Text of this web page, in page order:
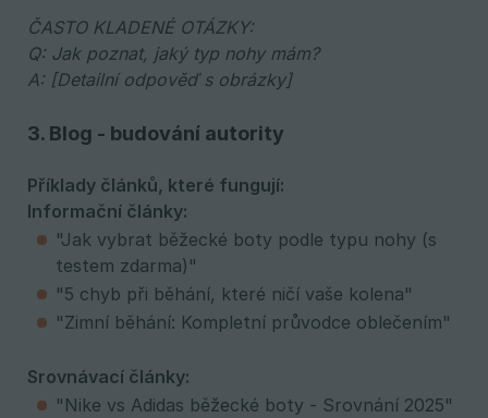
ČASTO KLADENÉ OTÁZKY:
Q: Jak poznat, jaký typ nohy mám?
A: [Detailní odpověď s obrázky]
3. Blog - budování autority
Příklady článků, které fungují:
Informační články:
"Jak vybrat běžecké boty podle typu nohy (s
testem zdarma)"
"5 chyb při běhání, které ničí vaše kolena"
"Zimní běhání: Kompletní průvodce oblečením"
Srovnávací články:
"Nike vs Adidas běžecké boty - Srovnání 2025"